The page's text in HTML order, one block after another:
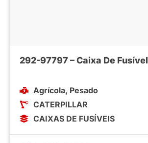
292-97797 – Caixa De Fusível
Agrícola, Pesado
CATERPILLAR
CAIXAS DE FUSÍVEIS